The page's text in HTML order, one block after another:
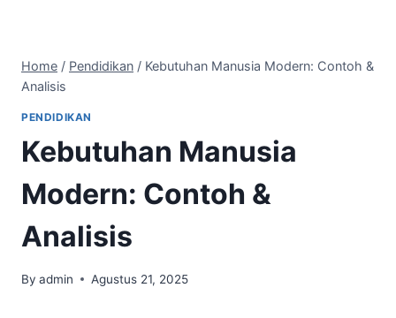
Home / Pendidikan / Kebutuhan Manusia Modern: Contoh &
Analisis
PENDIDIKAN
Kebutuhan Manusia
Modern: Contoh &
Analisis
By admin Agustus 21, 2025